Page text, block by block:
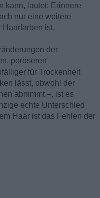
kann, lautet: Erinnere
nur eine weitere
ist.
der
poröseren
für Trockenheit
lässt, obwohl der
abnimmt –, ist es
echte Unterschied
Haar ist das Fehlen der